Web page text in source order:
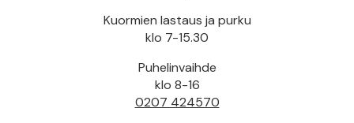
Kuormien lastaus ja purku
klo 7-15.30
Puhelinvaihde
klo 8-16
0207 424570